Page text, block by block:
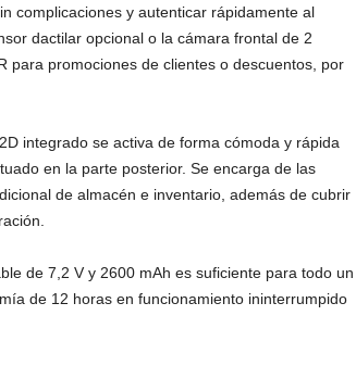
complicaciones y autenticar rápidamente al
dactilar opcional o la cámara frontal de 2
para promociones de clientes o descuentos, por
integrado se activa de forma cómoda y rápida
en la parte posterior. Se encarga de las
de almacén e inventario, además de cubrir
de 7,2 V y 2600 mAh es suficiente para todo un
de 12 horas en funcionamiento ininterrumpido